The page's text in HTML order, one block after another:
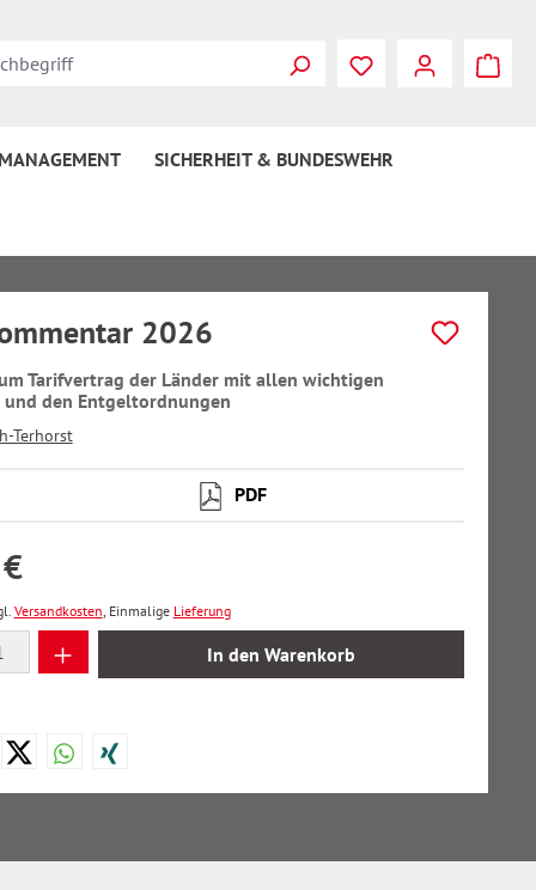
SICHERHEIT & BUNDESWEHR
2026
Tarifvertrag der Länder mit allen wichtigen
den Entgeltordnungen
Terhorst
PDF
Versandkosten, Einmalige Lieferung
Anzahl: Gib den gewünschten Wert ein
In den Warenkorb